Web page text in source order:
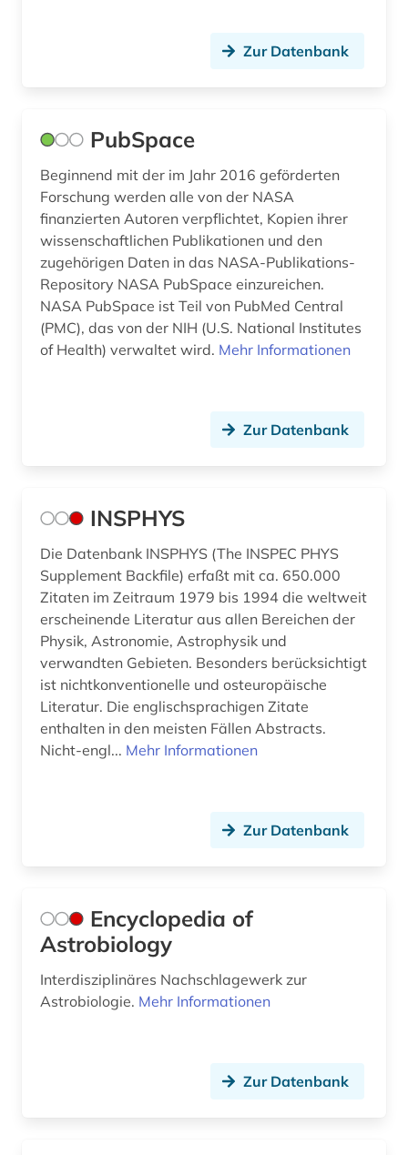
Zur Datenbank
PubSpace
Beginnend mit der im Jahr 2016 geförderten
Forschung werden alle von der NASA
finanzierten Autoren verpflichtet, Kopien ihrer
wissenschaftlichen Publikationen und den
zugehörigen Daten in das NASA-Publikations-
Repository NASA PubSpace einzureichen.
NASA PubSpace ist Teil von PubMed Central
(PMC), das von der NIH (U.S. National Institutes
of Health) verwaltet wird. Mehr Informationen
Zur Datenbank
INSPHYS
Die Datenbank INSPHYS (The INSPEC PHYS
Supplement Backfile) erfaßt mit ca. 650.000
Zitaten im Zeitraum 1979 bis 1994 die weltweit
erscheinende Literatur aus allen Bereichen der
Physik, Astronomie, Astrophysik und
verwandten Gebieten. Besonders berücksichtigt
ist nichtkonventionelle und osteuropäische
Literatur. Die englischsprachigen Zitate
enthalten in den meisten Fällen Abstracts.
Nicht-engl... Mehr Informationen
Zur Datenbank
Encyclopedia of
Astrobiology
Interdisziplinäres Nachschlagewerk zur
Astrobiologie. Mehr Informationen
Zur Datenbank